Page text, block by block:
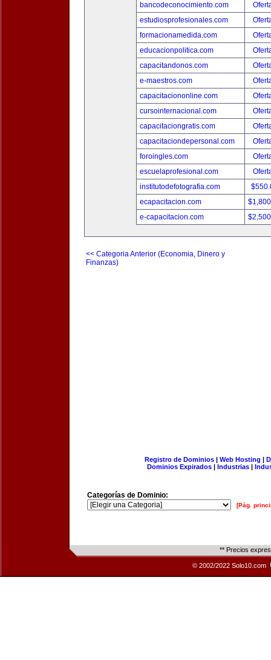
bancodeconocimiento.com
estudiosprofesionales.com
formacionamedida.com
educacionpolitica.com
capacitandonos.com
e-maestros.com
capacitaciononline.com
cursointernacional.com
capacitaciongratis.com
capacitaciondepersonal.com
foroingles.com
escuelaprofesional.com
institutodefotografia.com
ecapacitacion.com
e-capacitacion.com
<< Categoria Anterior (Economia, Dinero y
Finanzas)
Registro de Dominios| Web Hosting |
Dominios Expirados | Industrias |
Categorías de Dominio:
[Pág.
** Precios
© 2002/2022 Solo10.com